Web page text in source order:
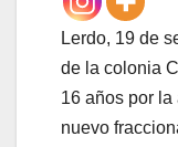
Lerdo, 19 de
de la colonia
16 años por la
nuevo